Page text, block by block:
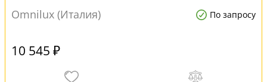
Omnilux (Италия)
По запросу
10 545 ₽